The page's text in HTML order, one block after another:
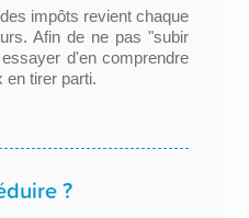
impôts revient chaque
Afin de ne pas "subir
d'en comprendre
en tirer parti.
?